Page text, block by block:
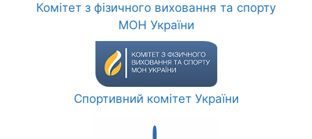
Комітет з фізичного виховання та спорту
МОН України
Спортивний комітет України